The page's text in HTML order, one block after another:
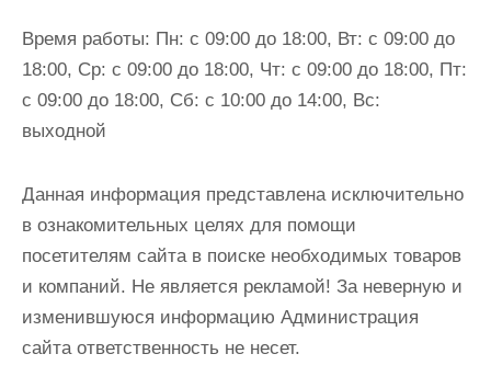
Время работы: Пн: с 09:00 до 18:00, Вт: с 09:00 до
18:00, Ср: с 09:00 до 18:00, Чт: с 09:00 до 18:00, Пт:
с 09:00 до 18:00, Сб: с 10:00 до 14:00, Вс:
выходной
Данная информация представлена исключительно
в ознакомительных целях для помощи
посетителям сайта в поиске необходимых товаров
и компаний. Не является рекламой! За неверную и
изменившуюся информацию Администрация
сайта ответственность не несет.